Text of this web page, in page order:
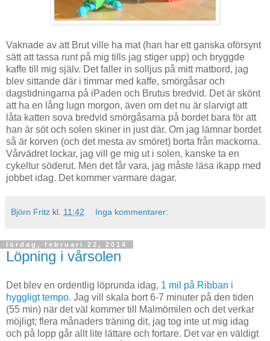
Vaknade av att Brut ville ha mat (han har ett ganska oförsynt
sätt att tassa runt på mig tills jag stiger upp) och bryggde
kaffe till mig själv. Det faller in solljus på mitt matbord, jag
blev sittande där i timmar med kaffe, smörgåsar och
dagstidningarna på iPaden och Brutus bredvid. Det är skönt
att ha en lång lugn morgon, även om det nu är slarvigt att
låta katten sova bredvid smörgåsarna på bordet bara för att
han är söt och solen skiner in just där. Om jag lämnar bordet
så är korven (och det mesta av smöret) borta från mackorna.
Vårvädret lockar, jag vill ge mig ut i solen, kanske ta en
cykeltur söderut. Men det får vara, jag måste läsa ikapp med
jobbet idag. Det kommer varmare dagar.
Björn Fritz kl. 11:42 Inga kommentarer:
lördag, februari 22, 2014
Löpning i vårsolen
Det blev en ordentlig löprunda idag, 1 mil på Ribban i
hyggligt tempo. Jag vill skala bort 6-7 minuter på den tiden
(55 min) när det väl kommer till Malmömilen och det verkar
möjligt; flera månaders träning dit, jag tog inte ut mig idag
och på lopp går allt lite lättare och fortare. Det var en väldigt